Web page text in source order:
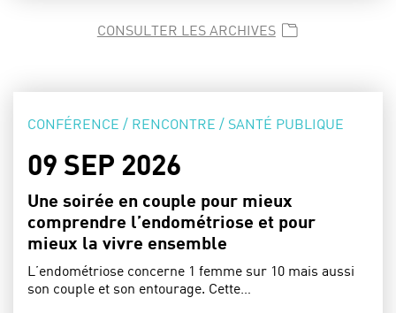
CONSULTER LES ARCHIVES
CATÉGORIE :
CONFÉRENCE / RENCONTRE / SANTÉ PUBLIQUE
DATE :
09 SEP 2026
Une soirée en couple pour mieux
comprendre l’endométriose et pour
mieux la vivre ensemble
L’endométriose concerne 1 femme sur 10 mais aussi
son couple et son entourage. Cette…